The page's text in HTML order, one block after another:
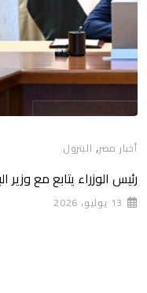
أخبار مصر, البترول
رئيس الوزراء يتابع مع
13 يوليو، 2026